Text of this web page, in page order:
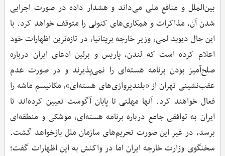
بین‌الملل و منافع ملی می‌داند و هشدار داده در صورت اجرایی
شدن آن، مذاکرات و همکاری‌های کنونی را متوقف خواهد کرد. با
این حال دیوید لمی، وزیر خارجه بریتانیا، در تازه‌ترین اظهارات خود
اعلام کرده است که لندن، پاریس و برلین ادعای ایران درباره
صلح‌آمیز بودن برنامه هسته‌ای را نمی‌پذیرند و در صورت عدم
عقب‌نشینی تهران از «بلندپروازی‌های هسته‌ای»، مکانیسم ماشه را
فعال خواهند کرد. آنها مهلتی تا پایان آگوست تعیین کرده‌اند تا
ایران به توافقی جامع درباره برنامه هسته‌ای، موشکی و منطقه‌ای
برسد، در غیر این صورت تحریم‌های سازمان ملل بازخواهد گشت.
سخنگوی وزارت خارجه ایران اما در واکنش به این اظهارات گفت؛